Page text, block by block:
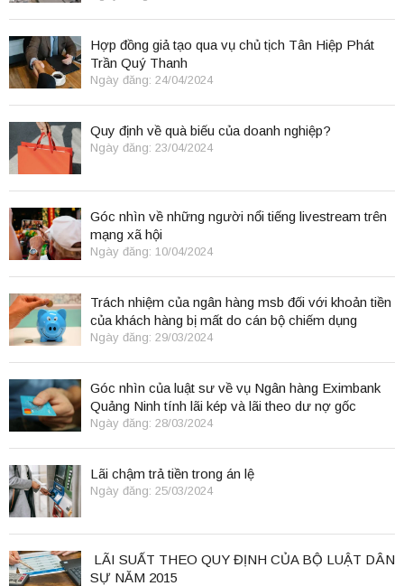
Hợp đồng giả tạo qua vụ chủ tịch Tân Hiệp Phát
Trần Quý Thanh
Ngày đăng: 24/04/2024
Quy định về quà biếu của doanh nghiệp?
Ngày đăng: 23/04/2024
Góc nhìn về những người nổi tiếng livestream trên
mạng xã hội
Ngày đăng: 10/04/2024
Trách nhiệm của ngân hàng msb đối với khoản tiền
của khách hàng bị mất do cán bộ chiếm dụng
Ngày đăng: 29/03/2024
Góc nhìn của luật sư về vụ Ngân hàng Eximbank
Quảng Ninh tính lãi kép và lãi theo dư nợ gốc
Ngày đăng: 28/03/2024
Lãi chậm trả tiền trong án lệ
Ngày đăng: 25/03/2024
LÃI SUẤT THEO QUY ĐỊNH CỦA BỘ LUẬT DÂN
SỰ NĂM 2015